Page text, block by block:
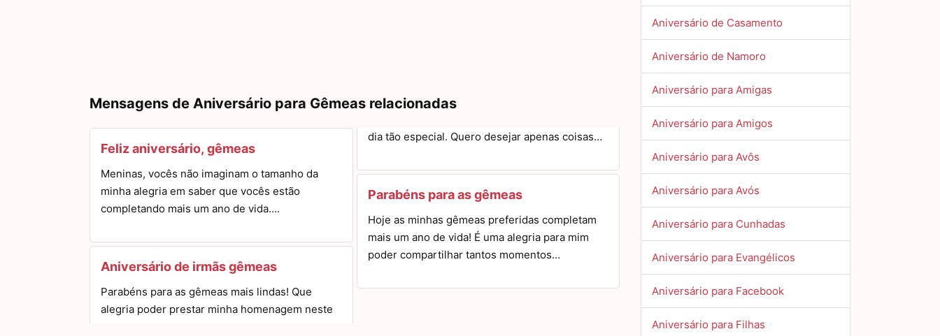
Mensagens de Aniversário para Gêmeas relacionadas
Feliz aniversário, gêmeas
Meninas, vocês não imaginam o tamanho da
minha alegria em saber que vocês estão
completando mais um ano de vida….
Aniversário de irmãs gêmeas
Parabéns para as gêmeas mais lindas! Que
alegria poder prestar minha homenagem neste
dia tão especial. Quero desejar apenas coisas…
Parabéns para as gêmeas
Hoje as minhas gêmeas preferidas completam
mais um ano de vida! É uma alegria para mim
poder compartilhar tantos momentos…
Aniversário de Casamento
Aniversário de Namoro
Aniversário para Amigas
Aniversário para Amigos
Aniversário para Avôs
Aniversário para Avós
Aniversário para Cunhadas
Aniversário para Evangélicos
Aniversário para Facebook
Aniversário para Filhas